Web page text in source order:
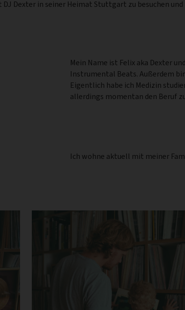
Dexter in seiner Heimat Stuttgart zu besuchen
Mein Name ist Felix aka Dexter
Instrumental Beats. Außerdem
Eigentlich habe ich Medizin
allerdings momentan den Beruf
Ich wohne aktuell mit meiner